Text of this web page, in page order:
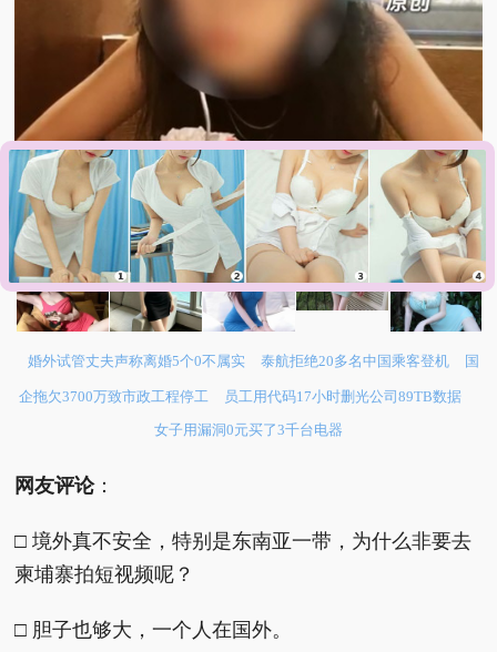
婚外试管丈夫声称离婚5个0不属实 泰航拒绝20多名中国乘客登机 国
企拖欠3700万致市政工程停工
员工用代码17小时删光公司89TB数据
女子用漏洞0元买了3千台电器
网友评论：
□ 境外真不安全，特别是东南亚一带，为什么非要去
柬埔寨拍短视频呢？
□ 胆子也够大，一个人在国外。